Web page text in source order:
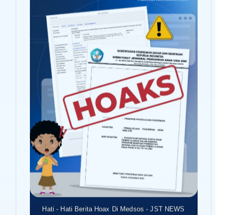
Hati - Hati Berita Hoax Di Medsos - JST NEWS